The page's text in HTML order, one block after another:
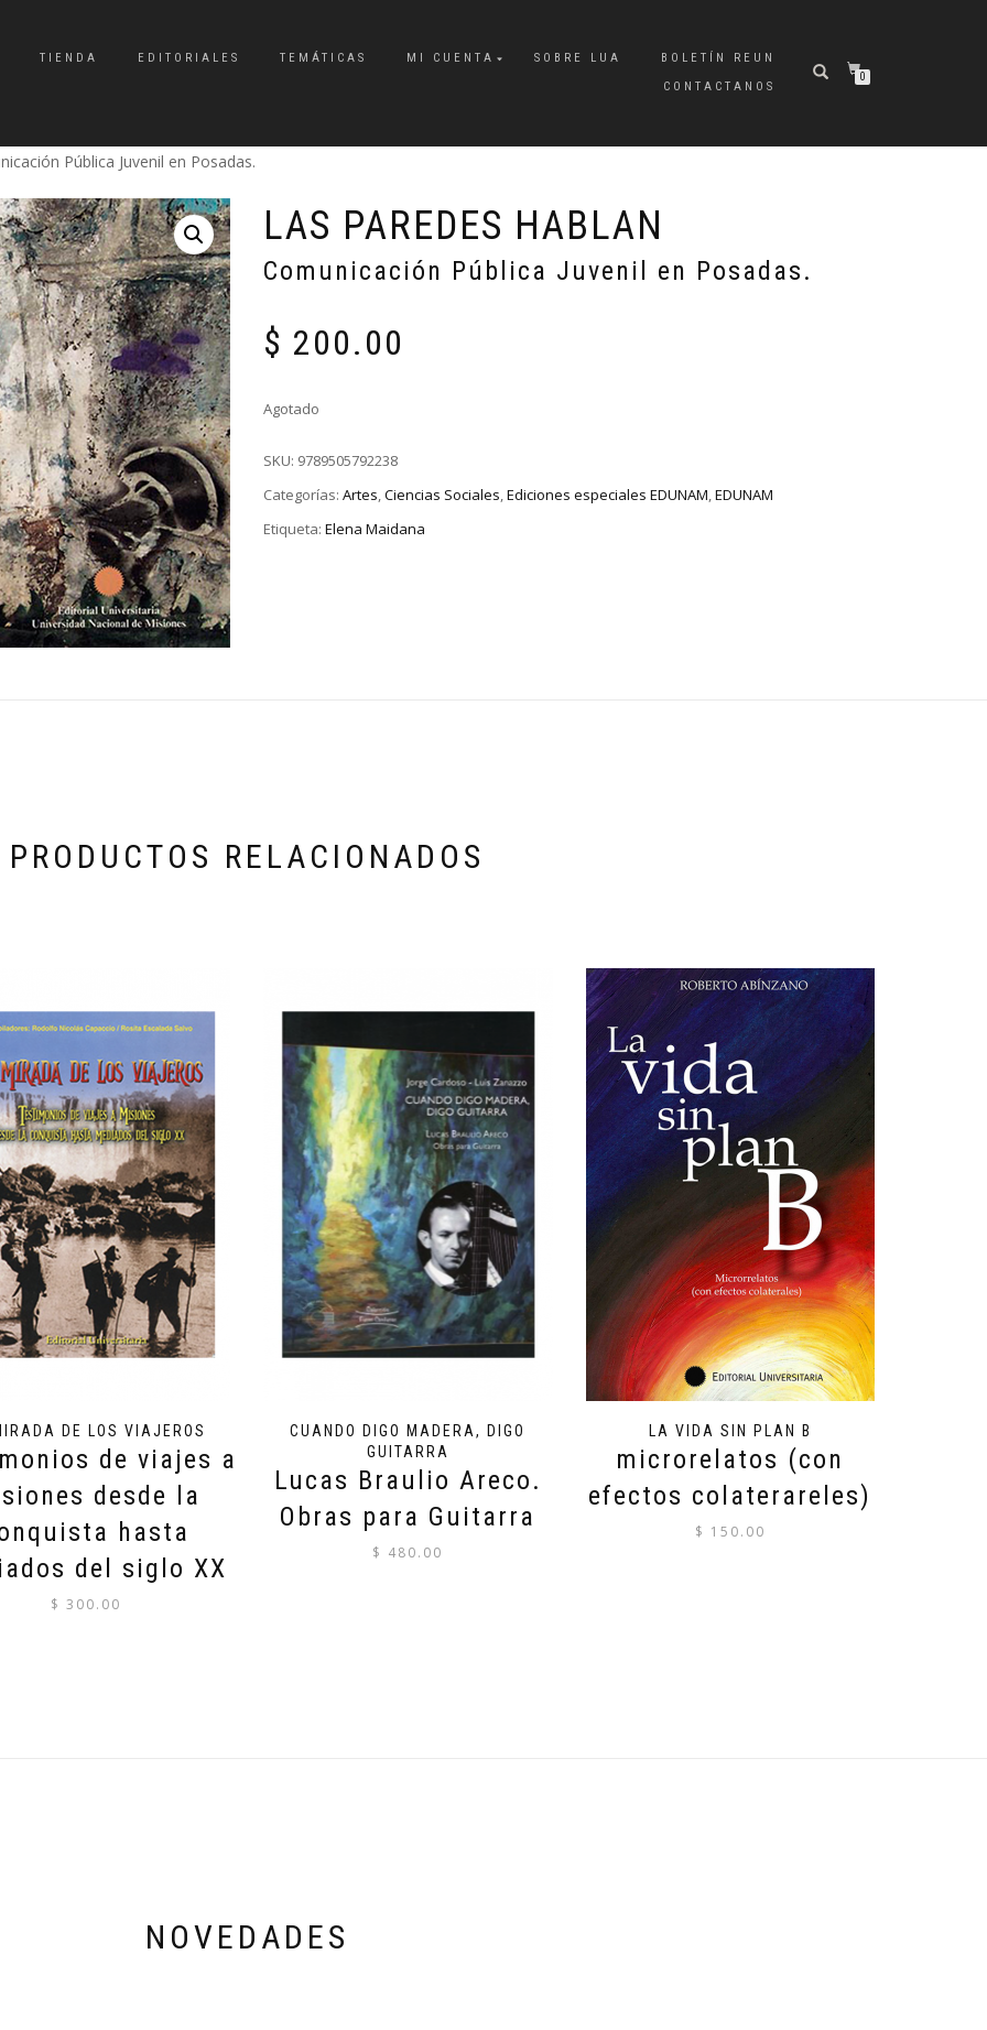
TIENDA EDITORIALES TEMÁTICAS MI CUENTA SOBRE LUA
BOLETÍN REUN
CONTACTANOS
0
Pública Juvenil en Posadas.
LAS PAREDES HABLAN
Comunicación Pública Juvenil en Posadas.
$ 200.00
Agotado
SKU: 9789505792238
Categorías: Artes,Ciencias Sociales,Ediciones especiales EDUNAM,EDUNAM
Etiqueta: Elena Maidana
PRODUCTOS RELACIONADOS
DE LOS VIAJEROS
de viajes a
desde la
hasta
del siglo XX
$ 300.00
CUANDO DIGO MADERA, DIGO
GUITARRA
Lucas Braulio Areco.
Obras para Guitarra
$ 480.00
LA VIDA SIN PLAN B
microrelatos (con
efectos colaterareles)
$ 150.00
NOVEDADES